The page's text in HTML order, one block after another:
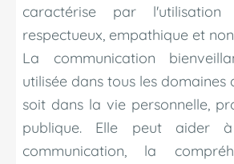
caractérise par
respectueux, empathique et
La communication
utilisée dans tous les domaines
soit dans la vie personnelle,
publique. Elle peut aider
communication, la